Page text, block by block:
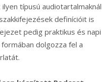
típusú audiotartalmaknál
definícióit is
pedig praktikus és napi
dolgozza fel a